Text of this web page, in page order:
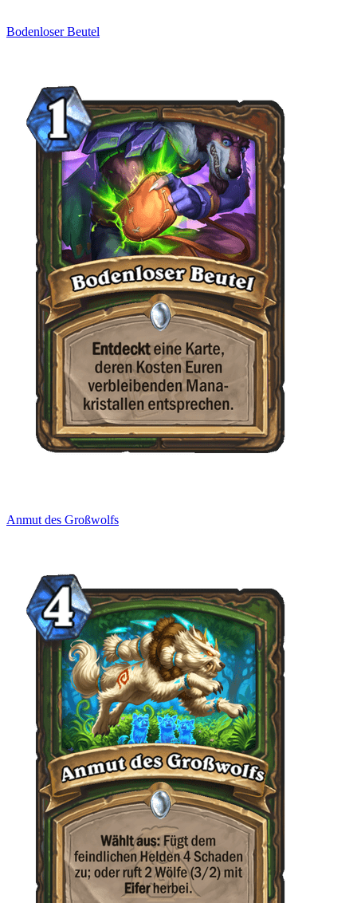
Bodenloser Beutel
Anmut des Großwolfs